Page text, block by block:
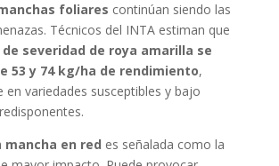
foliares continúan siendo las
Técnicos del INTA estiman que
de severidad de roya amarilla se
53 y 74 kg/ha de rendimiento,
en variedades susceptibles y bajo
mancha en red es señalada como la